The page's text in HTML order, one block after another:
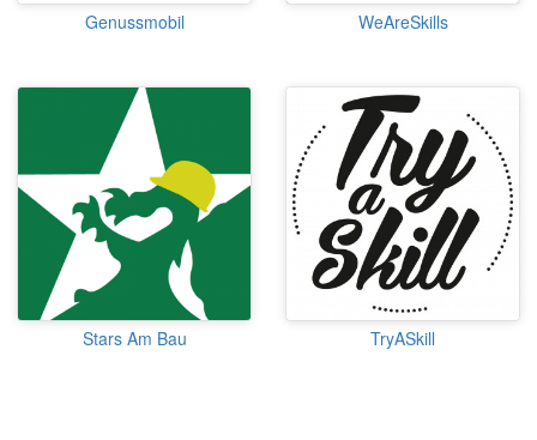
Genussmobil WeAreSkills
Stars Am Bau TryASkill